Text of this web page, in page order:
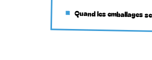
Quand les emballages